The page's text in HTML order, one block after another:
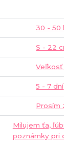
30 - 50
S - 22
Veľkosť
5 - 7 dní
Prosím
Milujem ťa,
poznámky pri